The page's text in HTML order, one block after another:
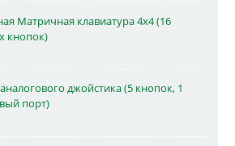
Матричная клавиатура 4x4 (16
кнопок)
джойстика (5 кнопок, 1
порт)